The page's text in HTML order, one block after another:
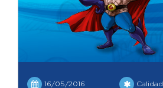
16/05/2016 Calidad